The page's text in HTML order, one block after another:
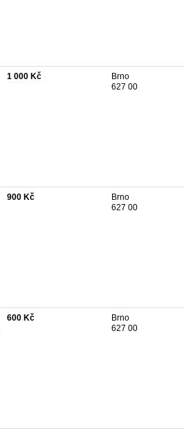
1 000 Kč
Brno
627 00
900 Kč
Brno
627 00
600 Kč
Brno
627 00